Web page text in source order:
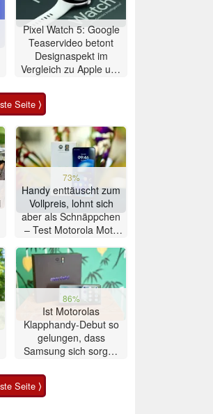
Pixel Watch 5: Google
Teaservideo betont
Designaspekt im
Vergleich zu Apple und
Seite ⟩
73%
Handy enttäuscht zum
Vollpreis, lohnt sich
aber als Schnäppchen
– Test Motorola Moto
86%
Ist Motorolas
Klapphandy-Debut so
gelungen, dass
Samsung sich sorgen
Smartphone im Test
Seite ⟩